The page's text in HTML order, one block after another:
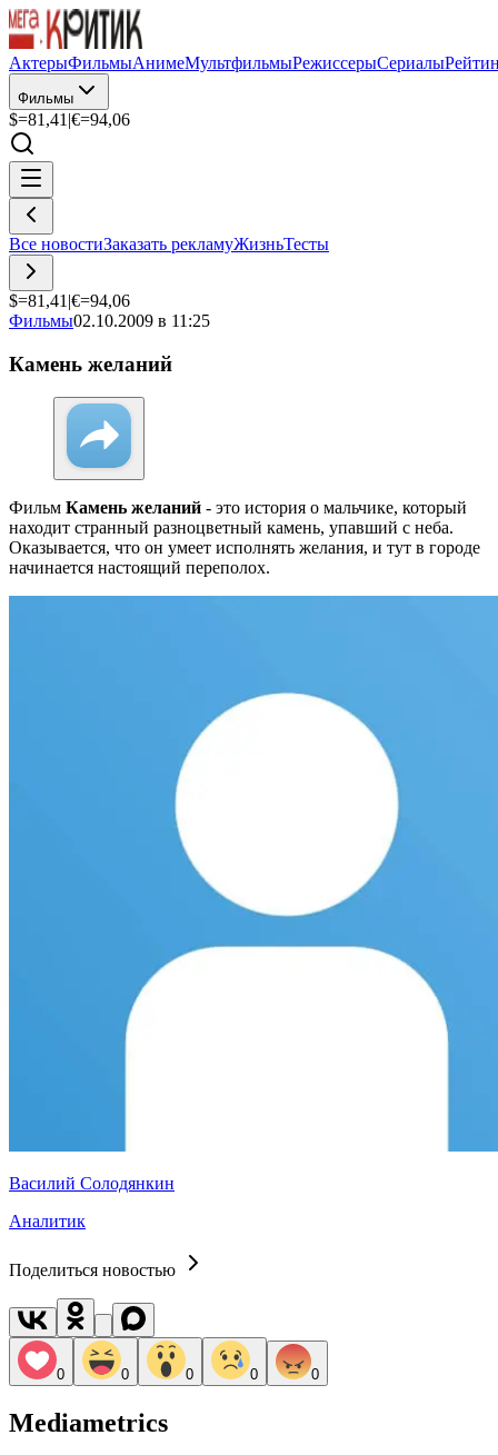
АктерыФильмыАнимеМультфильмыРежиссерыСериалы
Фильмы
$=81,41 |€=94,06
Все новостиЗаказать рекламуЖизньТесты
$=81,41 |€=94,06
Фильмы02.10.2009 в 11:25
Камень желаний
Фильм Камень желаний - это история о мальчике, который
находит странный разноцветный камень, упавший с неба.
Оказывается, что он умеет исполнять желания, и тут в городе
начинается настоящий переполох.
Василий Солодянкин
Аналитик
Поделиться новостью
0 0 0 0 0
Mediametrics